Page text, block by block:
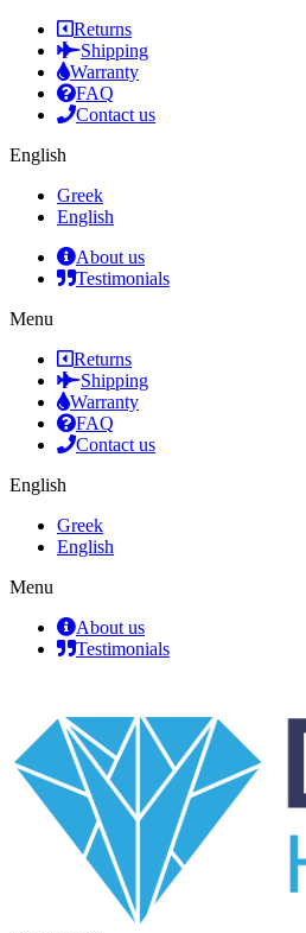
Returns
Shipping
Warranty
FAQ
Contact us
English
Greek
English
About us
Testimonials
Menu
Returns
Shipping
Warranty
FAQ
Contact us
English
Greek
English
Menu
About us
Testimonials